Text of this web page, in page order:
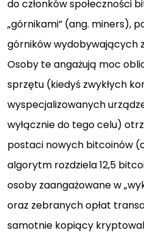
do członków społeczności
„górnikami” (ang. miners),
górników wydobywających
Osoby te angażują moc
sprzętu (kiedyś zwykłych
wyspecjalizowanych
wyłącznie do tego celu)
postaci nowych bitcoinów
algorytm rozdziela 12,5
osoby zaangażowane w
oraz zebranych opłat
samotnie kopiący